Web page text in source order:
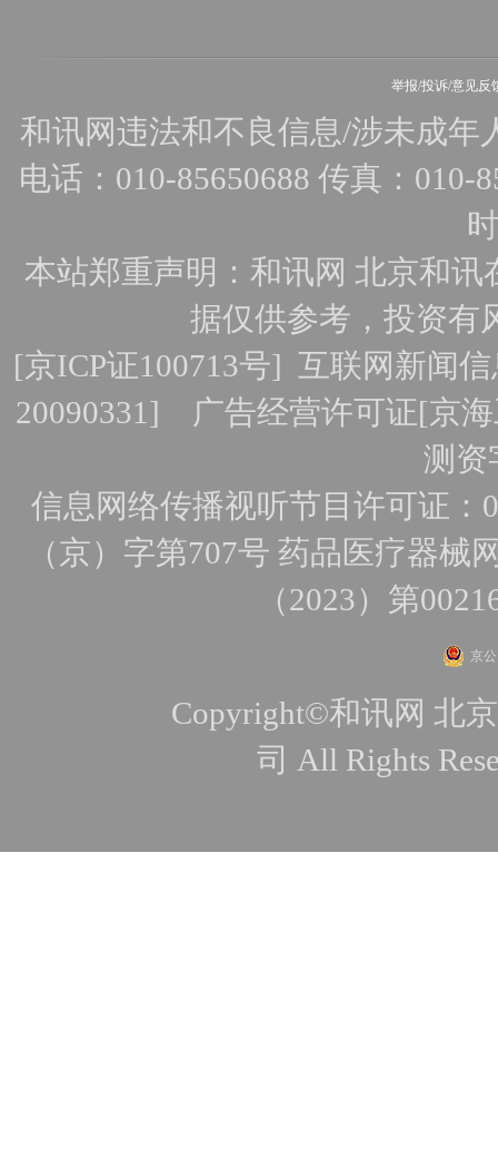
举报/投诉/意见反
和讯网违法和不良信息/涉未成年
电话：010-85650688 传真：010-
本站郑重声明：和讯网 北京和
据仅供参考，投资有
[京ICP证100713号]互联网新闻
20090331] 广告经营许可证[京
测资
信息网络传播视听节目许可证：
（京）字第707号 药品医疗器械
（2023）第
京
Copyright©和讯网 北
司 All Rights